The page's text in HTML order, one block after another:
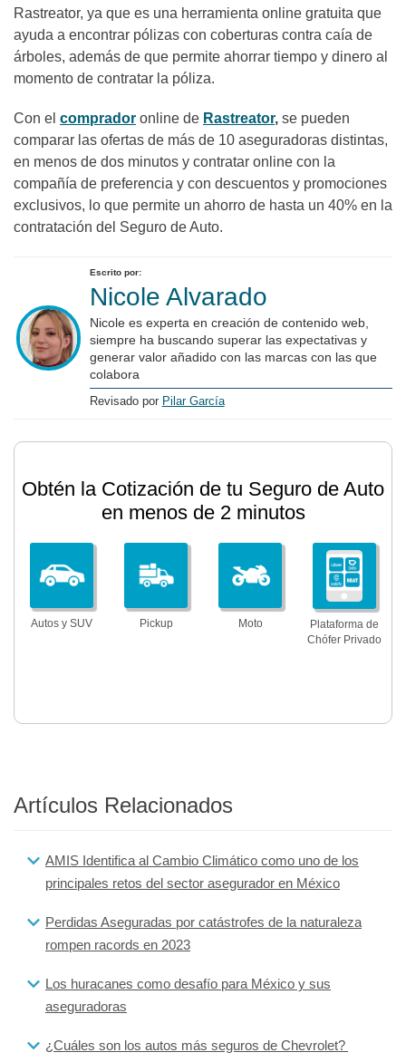
Rastreator, ya que es una herramienta online gratuita que
ayuda a encontrar pólizas con coberturas contra caía de
árboles, además de que permite ahorrar tiempo y dinero al
momento de contratar la póliza.
Con el comprador online de Rastreator, se pueden
comparar las ofertas de más de 10 aseguradoras distintas,
en menos de dos minutos y contratar online con la
compañía de preferencia y con descuentos y promociones
exclusivos, lo que permite un ahorro de hasta un 40% en la
contratación del Seguro de Auto.
Escrito por:
Nicole Alvarado
Nicole es experta en creación de contenido web,
siempre ha buscando superar las expectativas y
generar valor añadido con las marcas con las que
colabora
Revisado por Pilar García
Obtén la Cotización de tu Seguro de Auto
en menos de 2 minutos
Autos y SUV Pickup Moto
Plataforma de
Chófer Privado
Artículos Relacionados
AMIS Identifica al Cambio Climático como uno de los
principales retos del sector asegurador en México
Perdidas Aseguradas por catástrofes de la naturaleza
rompen racords en 2023
Los huracanes como desafío para México y sus
aseguradoras
¿Cuáles son los autos más seguros de Chevrolet?